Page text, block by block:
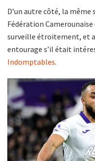
D’un autre côté, la même
Fédération
surveille étroitement, et
entourage s’il était
Indomptables.